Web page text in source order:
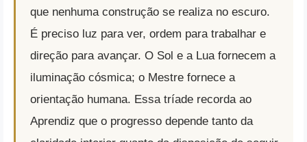
que nenhuma construção se realiza no escuro.
É preciso luz para ver, ordem para trabalhar e
direção para avançar. O Sol e a Lua fornecem a
iluminação cósmica; o Mestre fornece a
orientação humana. Essa tríade recorda ao
Aprendiz que o progresso depende tanto da